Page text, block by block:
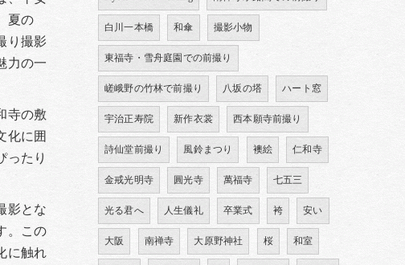
夏の
り撮影
力の一
寺の敷
化に囲
ったり
影とな
。この
に触れ
白川一本橋 和傘 撮影小物
東福寺・雪舟庭園での前撮り
嵯峨野の竹林で前撮り 八坂の塔 ハート窓
宇治正寿院 新作衣裳 西本願寺前撮り
詩仙堂前撮り 風鈴まつり 襖絵 仁和寺
金戒光明寺 圓光寺 萬福寺 七五三
光る君へ 人生儀礼 卒業式 袴 安い
大阪 南禅寺 大原野神社 桜 和室